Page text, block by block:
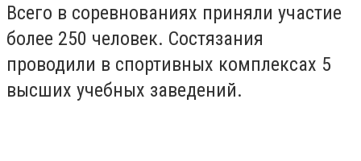
Всего в соревнованиях приняли участие
более 250 человек. Состязания
проводили в спортивных комплексах 5
высших учебных заведений.